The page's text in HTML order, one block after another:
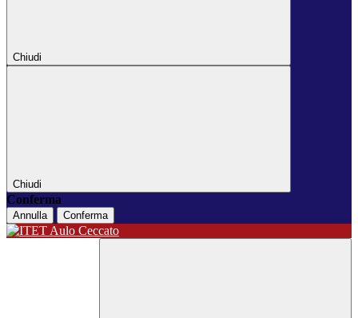
Chiudi
Chiudi
Conferma
Annulla Conferma